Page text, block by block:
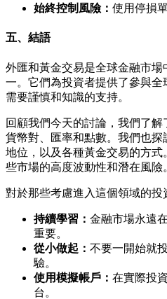
始終控制風險： 使用停損
五、結語
外匯和黃金交易是全球金融市
一。它們為投資者提供了參與
需要謹慎和知識的支持。
回顧我們今天的討論，我們了
貨幣對、匯率和點數。我們也
地位，以及各種黃金交易的方
些市場的高度波動性和潛在風險
對於那些考慮進入這個領域的投
持續學習： 金融市場永遠
重要。
從小做起： 不要一開始就
驗。
使用模擬帳戶： 在實際投
台。